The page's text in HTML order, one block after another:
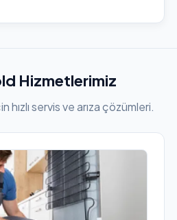
Hizmetlerimiz
hızlı servis ve arıza çözümleri.